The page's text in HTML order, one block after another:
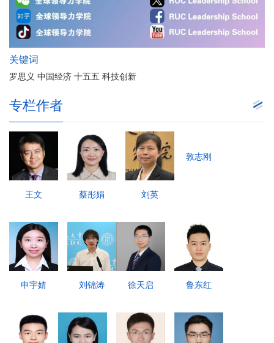
关键词
罗思义 中国经济 十五五 科技创新
专栏作者
王文 蔡彤娟 刘英
敦志刚
申宇婧 刘锦涛 徐天启 鲁东红